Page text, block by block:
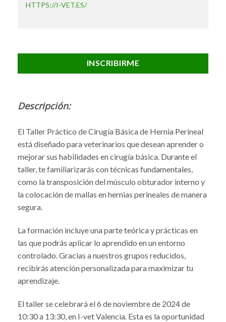
HTTPS://I-VET.ES/
INSCRIBIRME
Descripción:
El Taller Práctico de Cirugía Básica de Hernia Perineal
está diseñado para veterinarios que desean aprender o
mejorar sus habilidades en cirugía básica. Durante el
taller, te familiarizarás con técnicas fundamentales,
como la transposición del músculo obturador interno y
la colocación de mallas en hernias perineales de manera
segura.
La formación incluye una parte teórica y prácticas en
las que podrás aplicar lo aprendido en un entorno
controlado. Gracias a nuestros grupos reducidos,
recibirás atención personalizada para maximizar tu
aprendizaje.
El taller se celebrará el 6 de noviembre de 2024 de
10:30 a 13:30, en I-vet Valencia. Esta es la oportunidad